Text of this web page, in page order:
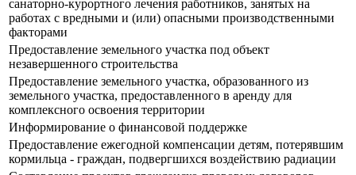
санаторно-курортного лечения работников, занятых на
работах с вредными и (или) опасными производственными
факторами
Предоставление земельного участка под объект
незавершенного строительства
Предоставление земельного участка, образованного из
земельного участка, предоставленного в аренду для
комплексного освоения территории
Информирование о финансовой поддержке
Предоставление ежегодной компенсации детям, потерявшим
кормильца - граждан, подвергшихся воздействию радиации